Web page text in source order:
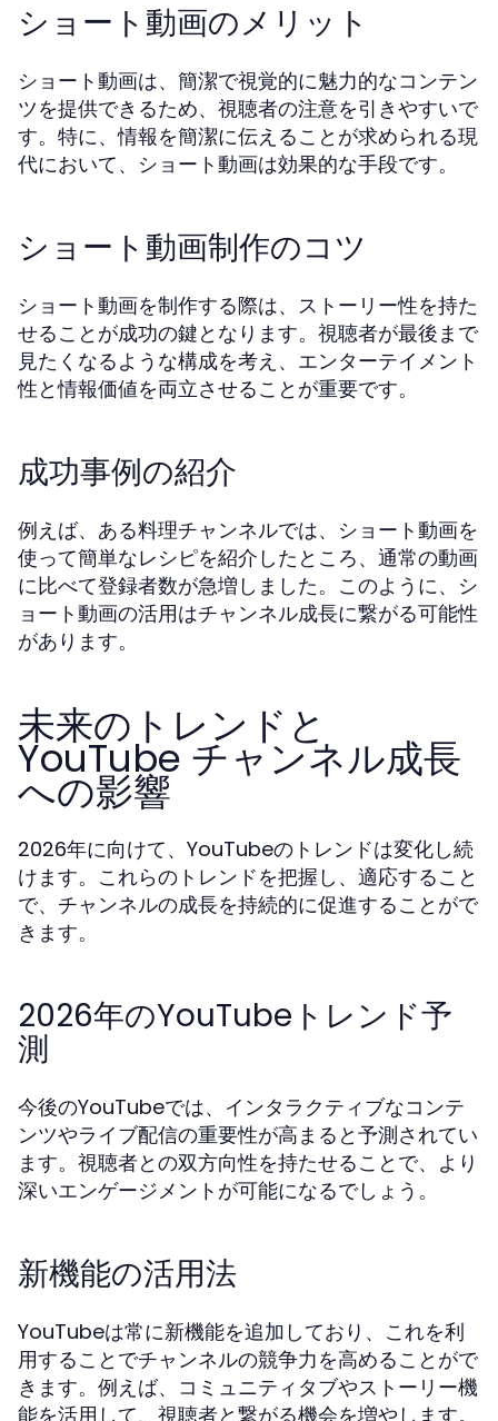
ショート動画のメリット
ショート動画は、簡潔で視覚的に魅力的なコンテン
ツを提供できるため、視聴者の注意を引きやすいで
す。特に、情報を簡潔に伝えることが求められる現
代において、ショート動画は効果的な手段です。
ショート動画制作のコツ
ショート動画を制作する際は、ストーリー性を持た
せることが成功の鍵となります。視聴者が最後まで
見たくなるような構成を考え、エンターテイメント
性と情報価値を両立させることが重要です。
成功事例の紹介
例えば、ある料理チャンネルでは、ショート動画を
使って簡単なレシピを紹介したところ、通常の動画
に比べて登録者数が急増しました。このように、シ
ョート動画の活用はチャンネル成長に繋がる可能性
があります。
未来のトレンドと
YouTube チャンネル成長
への影響
2026年に向けて、YouTubeのトレンドは変化し続
けます。これらのトレンドを把握し、適応すること
で、チャンネルの成長を持続的に促進することがで
きます。
2026年のYouTubeトレンド予
測
今後のYouTubeでは、インタラクティブなコンテ
ンツやライブ配信の重要性が高まると予測されてい
ます。視聴者との双方向性を持たせることで、より
深いエンゲージメントが可能になるでしょう。
新機能の活用法
YouTubeは常に新機能を追加しており、これを利
用することでチャンネルの競争力を高めることがで
きます。例えば、コミュニティタブやストーリー機
能を活用して、視聴者と繋がる機会を増やします。